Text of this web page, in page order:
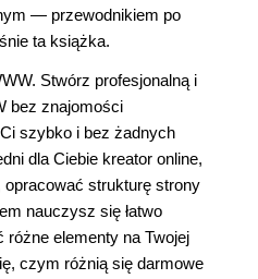
— przewodnikiem po
ta książka.
Stwórz profesjonalną i
bez znajomości
szybko i bez żadnych
dla Ciebie kreator online,
opracować strukturę strony
nauczysz się łatwo
elementy na Twojej
czym różnią się darmowe